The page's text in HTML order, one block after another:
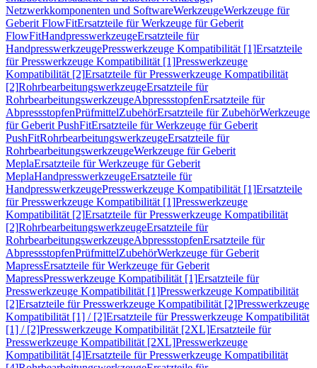
Netzwerkkomponenten und SoftwareWerkzeugeWerkzeuge für
Geberit FlowFitErsatzteile für Werkzeuge für Geberit
FlowFitHandpresswerkzeugeErsatzteile für
HandpresswerkzeugePresswerkzeuge Kompatibilität [1]Ersatzteile
für Presswerkzeuge Kompatibilität [1]Presswerkzeuge
Kompatibilität [2]Ersatzteile für Presswerkzeuge Kompatibilität
[2]RohrbearbeitungswerkzeugeErsatzteile für
RohrbearbeitungswerkzeugeAbpressstopfenErsatzteile für
AbpressstopfenPrüfmittelZubehörErsatzteile für ZubehörWerkzeuge
für Geberit PushFitErsatzteile für Werkzeuge für Geberit
PushFitRohrbearbeitungswerkzeugeErsatzteile für
RohrbearbeitungswerkzeugeWerkzeuge für Geberit
MeplaErsatzteile für Werkzeuge für Geberit
MeplaHandpresswerkzeugeErsatzteile für
HandpresswerkzeugePresswerkzeuge Kompatibilität [1]Ersatzteile
für Presswerkzeuge Kompatibilität [1]Presswerkzeuge
Kompatibilität [2]Ersatzteile für Presswerkzeuge Kompatibilität
[2]RohrbearbeitungswerkzeugeErsatzteile für
RohrbearbeitungswerkzeugeAbpressstopfenErsatzteile für
AbpressstopfenPrüfmittelZubehörWerkzeuge für Geberit
MapressErsatzteile für Werkzeuge für Geberit
MapressPresswerkzeuge Kompatibilität [1]Ersatzteile für
Presswerkzeuge Kompatibilität [1]Presswerkzeuge Kompatibilität
[2]Ersatzteile für Presswerkzeuge Kompatibilität [2]Presswerkzeuge
Kompatibilität [1] / [2]Ersatzteile für Presswerkzeuge Kompatibilität
[1] / [2]Presswerkzeuge Kompatibilität [2XL]Ersatzteile für
Presswerkzeuge Kompatibilität [2XL]Presswerkzeuge
Kompatibilität [4]Ersatzteile für Presswerkzeuge Kompatibilität